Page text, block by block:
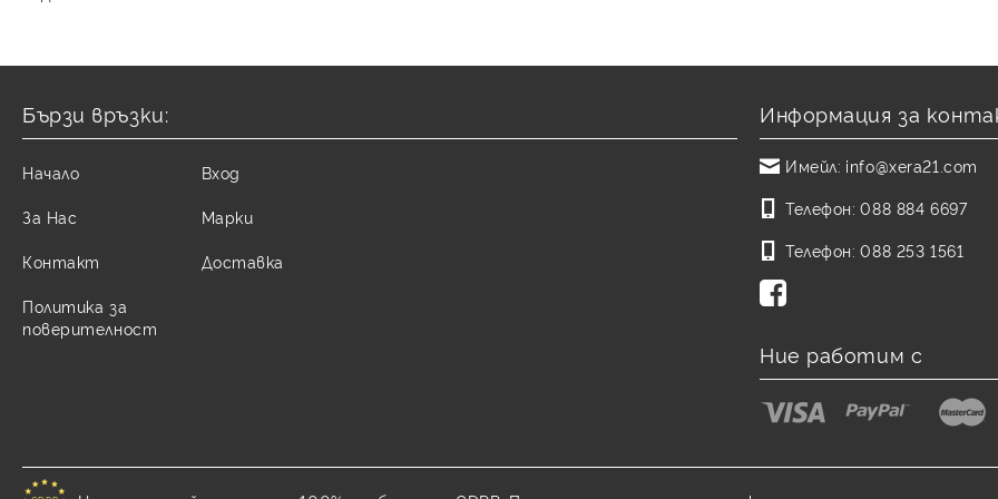
Бързи връзки:
Начало
За Нас
Контакт
Политика за
поверителност
Вход
Марки
Доставка
Информация за
Имейл: info@xera21.com
Телефон: 088 884 6697
Телефон: 088 253 1561
Ние работим с